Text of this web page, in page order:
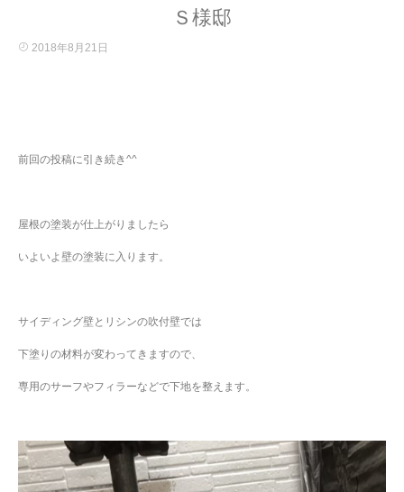
Ｓ様邸
2018年8月21日
前回の投稿に引き続き^^
屋根の塗装が仕上がりましたら
いよいよ壁の塗装に入ります。
サイディング壁とリシンの吹付壁では
下塗りの材料が変わってきますので、
専用のサーフやフィラーなどで下地を整えます。